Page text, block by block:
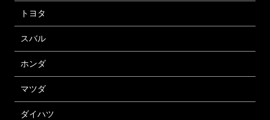
トヨタ
スバル
ホンダ
マツダ
ダイハツ